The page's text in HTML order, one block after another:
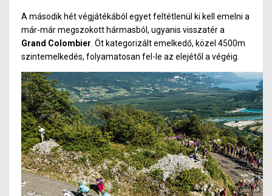
A második hét végjátékából egyet feltétlenül ki kell emelni a
már-már megszokott hármasból, ugyanis visszatér a
Grand Colombier . Öt kategorizált emelkedő, közel 4500m
szintemelkedés, folyamatosan fel-le az elejétől a végéig.